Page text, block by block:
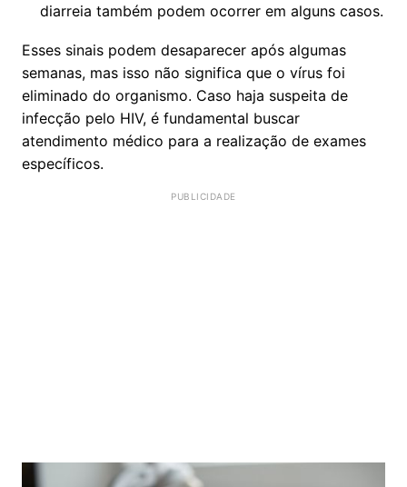
diarreia também podem ocorrer em alguns casos.
Esses sinais podem desaparecer após algumas
semanas, mas isso não significa que o vírus foi
eliminado do organismo. Caso haja suspeita de
infecção pelo HIV, é fundamental buscar
atendimento médico para a realização de exames
específicos.